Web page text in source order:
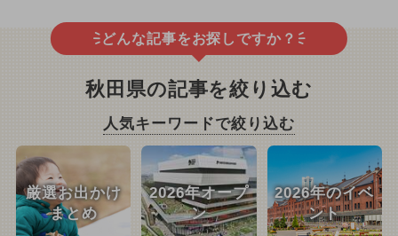
どんな記事をお探しですか？
秋田県の記事を絞り込む
人気キーワードで絞り込む
厳選お出かけ
まとめ
2026年オープ
ン
2026年のイベ
ント